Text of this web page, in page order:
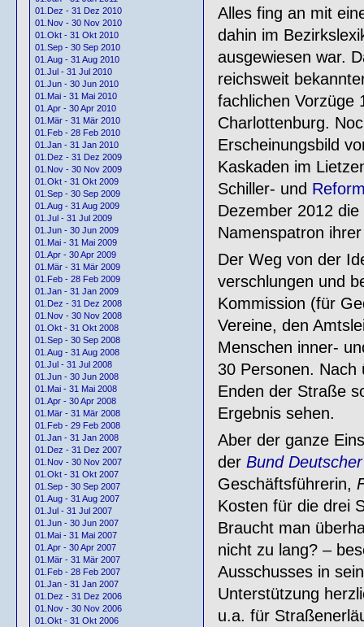
01.Dez - 31 Dez 2010
01.Nov - 30 Nov 2010
01.Okt - 31 Okt 2010
01.Sep - 30 Sep 2010
01.Aug - 31 Aug 2010
01.Jul - 31 Jul 2010
01.Jun - 30 Jun 2010
01.Mai - 31 Mai 2010
01.Apr - 30 Apr 2010
01.Mär - 31 Mär 2010
01.Feb - 28 Feb 2010
01.Jan - 31 Jan 2010
01.Dez - 31 Dez 2009
01.Nov - 30 Nov 2009
01.Okt - 31 Okt 2009
01.Sep - 30 Sep 2009
01.Aug - 31 Aug 2009
01.Jul - 31 Jul 2009
01.Jun - 30 Jun 2009
01.Mai - 31 Mai 2009
01.Apr - 30 Apr 2009
01.Mär - 31 Mär 2009
01.Feb - 28 Feb 2009
01.Jan - 31 Jan 2009
01.Dez - 31 Dez 2008
01.Nov - 30 Nov 2008
01.Okt - 31 Okt 2008
01.Sep - 30 Sep 2008
01.Aug - 31 Aug 2008
01.Jul - 31 Jul 2008
01.Jun - 30 Jun 2008
01.Mai - 31 Mai 2008
01.Apr - 30 Apr 2008
01.Mär - 31 Mär 2008
01.Feb - 29 Feb 2008
01.Jan - 31 Jan 2008
01.Dez - 31 Dez 2007
01.Nov - 30 Nov 2007
01.Okt - 31 Okt 2007
01.Sep - 30 Sep 2007
01.Aug - 31 Aug 2007
01.Jul - 31 Jul 2007
01.Jun - 30 Jun 2007
01.Mai - 31 Mai 2007
01.Apr - 30 Apr 2007
01.Mär - 31 Mär 2007
01.Feb - 28 Feb 2007
01.Jan - 31 Jan 2007
01.Dez - 31 Dez 2006
01.Nov - 30 Nov 2006
01.Okt - 31 Okt 2006
Alles fing an mit
dahin im
ausgewiesen war.
reichsweit
fachlichen Vorzüge
Charlottenburg.
Erscheinungsbild
Kaskaden im
Schiller- und
Dezember 2012
Namenspatron
Der Weg von der
verschlungen und
Kommission (für
Vereine, den
Menschen inner-
30 Personen. Nach
Enden der Straße
Ergebnis sehen.
Aber der ganze
der Bund
Geschäftsführerin,
Kosten für die drei
Braucht man
nicht zu lang? –
Ausschusses in
Unterstützung
u.a. für